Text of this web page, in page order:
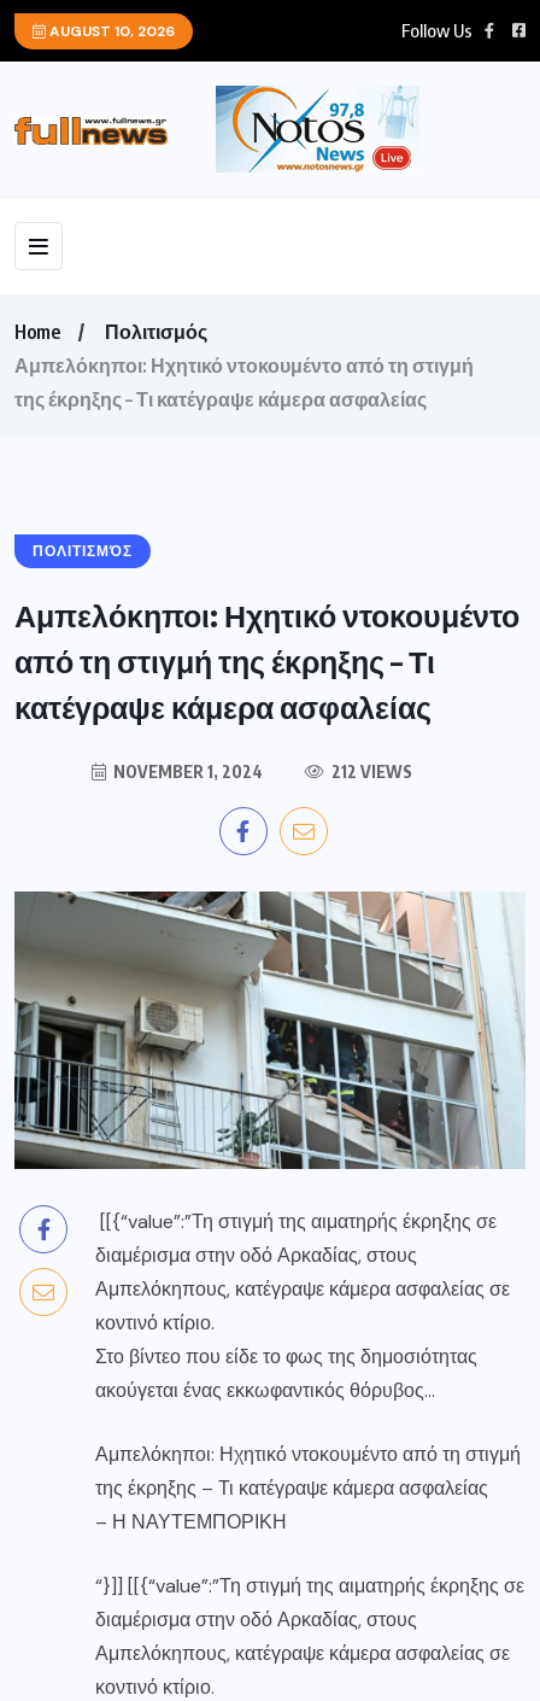
AUGUST 10, 2026 Follow Us
Home
Πολιτισμός
Αμπελόκηποι: Ηχητικό ντοκουμέντο από τη στιγμή
της έκρηξης – Τι κατέγραψε κάμερα ασφαλείας
ΠΟΛΙΤΙΣΜΌΣ
Αμπελόκηποι: Ηχητικό ντοκουμέντο
από τη στιγμή της έκρηξης – Τι
κατέγραψε κάμερα ασφαλείας
NOVEMBER 1, 2024 212 VIEWS
[[{“value”:”Τη στιγμή της αιματηρής έκρηξης σε
διαμέρισμα στην οδό Αρκαδίας, στους
Αμπελόκηπους, κατέγραψε κάμερα ασφαλείας σε
κοντινό κτίριο.
Στο βίντεο που είδε το φως της δημοσιότητας
ακούγεται ένας εκκωφαντικός θόρυβος…
Αμπελόκηποι: Ηχητικό ντοκουμέντο από τη στιγμή
της έκρηξης – Τι κατέγραψε κάμερα ασφαλείας
– Η ΝΑΥΤΕΜΠΟΡΙΚΗ
“}]] [[{“value”:”Τη στιγμή της αιματηρής έκρηξης σε
διαμέρισμα στην οδό Αρκαδίας, στους
Αμπελόκηπους, κατέγραψε κάμερα ασφαλείας σε
κοντινό κτίριο.